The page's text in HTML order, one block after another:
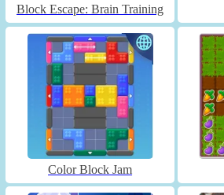
Block Escape: Brain Training
Color Block Jam